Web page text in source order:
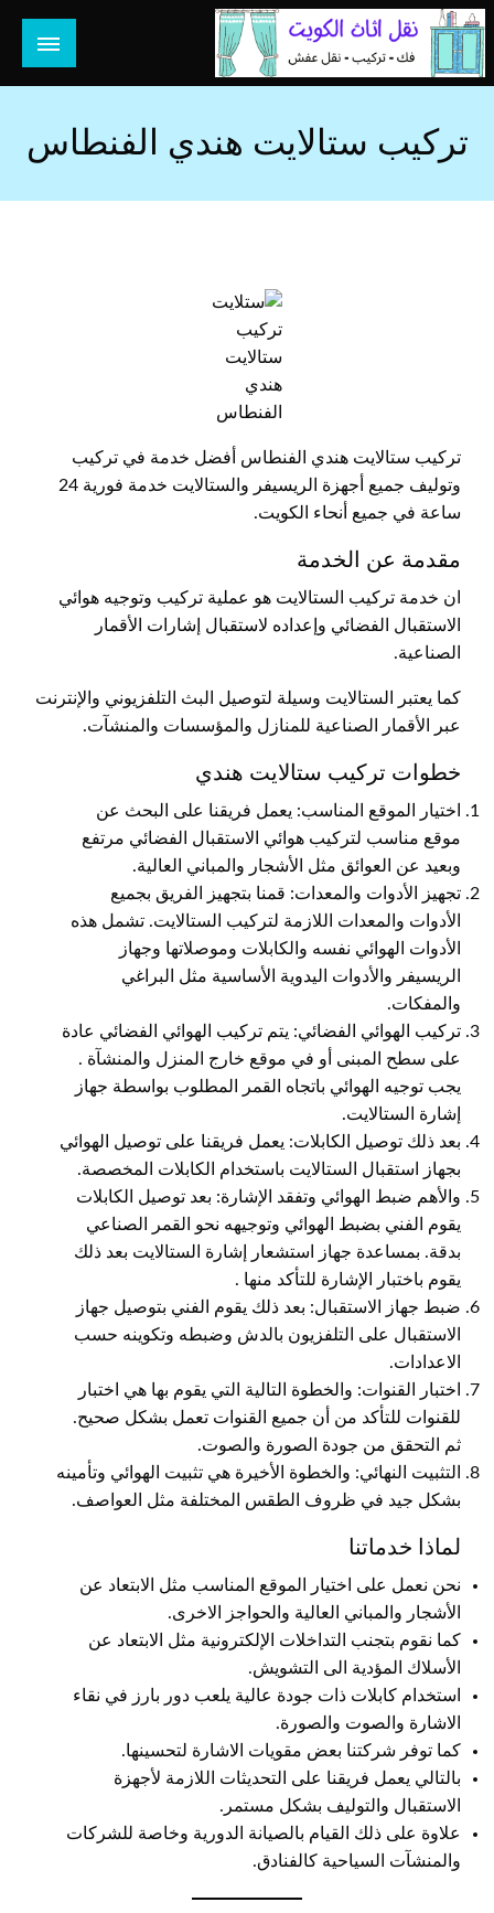
التخطي
إلى
المحتوى
هل تبحث عن أفضل خدمات بالكويت؟ خدمة فك نقل تركيب صيانة
تركيب ستالايت هندي الفنطاس
تركيب
ستالايت
هندي
الفنطاس
تركيب ستالايت هندي الفنطاس أفضل خدمة في تركيب
وتوليف جميع أجهزة الريسيفر والستالايت خدمة فورية 24
ساعة في جميع أنحاء الكويت.
مقدمة عن الخدمة
ان خدمة تركيب الستالايت هو عملية تركيب وتوجيه هوائي
الاستقبال الفضائي وإعداده لاستقبال إشارات الأقمار
الصناعية.
كما يعتبر الستالايت وسيلة لتوصيل البث التلفزيوني والإنترنت
عبر الأقمار الصناعية للمنازل والمؤسسات والمنشآت.
خطوات تركيب ستالايت هندي
اختيار الموقع المناسب: يعمل فريقنا على البحث عن
موقع مناسب لتركيب هوائي الاستقبال الفضائي مرتفع
وبعيد عن العوائق مثل الأشجار والمباني العالية.
تجهيز الأدوات والمعدات: قمنا بتجهيز الفريق بجميع
الأدوات والمعدات اللازمة لتركيب الستالايت. تشمل هذه
الأدوات الهوائي نفسه والكابلات وموصلاتها وجهاز
الريسيفر والأدوات اليدوية الأساسية مثل البراغي
والمفكات.
تركيب الهوائي الفضائي: يتم تركيب الهوائي الفضائي عادة
على سطح المبنى أو في موقع خارج المنزل والمنشآة .
يجب توجيه الهوائي باتجاه القمر المطلوب بواسطة جهاز
إشارة الستالايت.
بعد ذلك توصيل الكابلات: يعمل فريقنا على توصيل الهوائي
بجهاز استقبال الستالايت باستخدام الكابلات المخصصة.
والأهم ضبط الهوائي وتفقد الإشارة: بعد توصيل الكابلات
يقوم الفني بضبط الهوائي وتوجيهه نحو القمر الصناعي
بدقة. بمساعدة جهاز استشعار إشارة الستالايت بعد ذلك
يقوم باختبار الإشارة للتأكد منها .
ضبط جهاز الاستقبال: بعد ذلك يقوم الفني بتوصيل جهاز
الاستقبال على التلفزيون بالدش وضبطه وتكوينه حسب
الاعدادات.
اختبار القنوات: والخطوة التالية التي يقوم بها هي اختبار
للقنوات للتأكد من أن جميع القنوات تعمل بشكل صحيح.
ثم التحقق من جودة الصورة والصوت.
التثبيت النهائي: والخطوة الأخيرة هي تثبيت الهوائي وتأمينه
بشكل جيد في ظروف الطقس المختلفة مثل العواصف.
لماذا خدماتنا
نحن نعمل على اختيار الموقع المناسب مثل الابتعاد عن
الأشجار والمباني العالية والحواجز الاخرى.
كما نقوم بتجنب التداخلات الإلكترونية مثل الابتعاد عن
الأسلاك المؤدية الى التشويش.
استخدام كابلات ذات جودة عالية يلعب دور بارز في نقاء
الاشارة والصوت والصورة.
كما توفر شركتنا بعض مقويات الاشارة لتحسينها.
بالتالي يعمل فريقنا على التحديثات اللازمة لأجهزة
الاستقبال والتوليف بشكل مستمر.
علاوة على ذلك القيام بالصيانة الدورية وخاصة للشركات
والمنشآت السياحية كالفنادق.